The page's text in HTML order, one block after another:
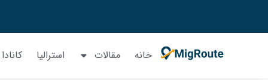
خانه مقالات استرالیا کانادا